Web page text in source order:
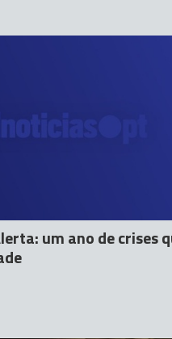
um ano de crises